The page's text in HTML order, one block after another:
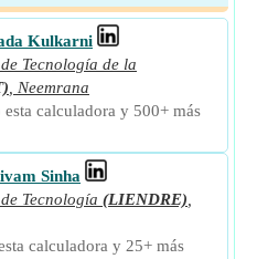
Kulkarni
Tecnología de la
Neemrana
calculadora y 500+ más
Sinha
Tecnología (LIENDRE)
calculadora y 25+ más